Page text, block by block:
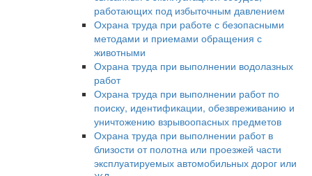
работающих под избыточным давлением
Охрана труда при работе с безопасными
методами и приемами обращения с
животными
Охрана труда при выполнении водолазных
работ
Охрана труда при выполнении работ по
поиску, идентификации, обезвреживанию и
уничтожению взрывоопасных предметов
Охрана труда при выполнении работ в
близости от полотна или проезжей части
эксплуатируемых автомобильных дорог или